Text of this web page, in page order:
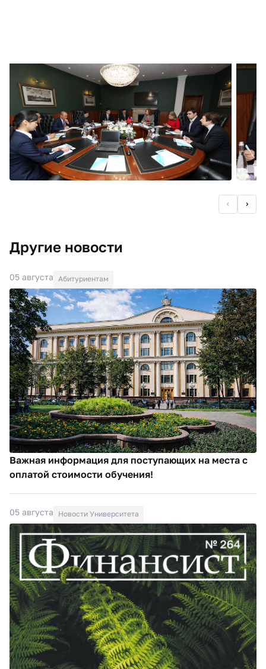
Другие новости
05 августа Абитуриентам
Важная информация для поступающих на места с
оплатой стоимости обучения!
05 августа Новости Университета